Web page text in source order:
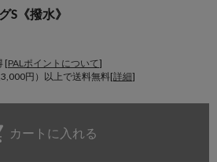
S《撥水》
[PALポイントについて]
円）以上で送料無料[詳細]